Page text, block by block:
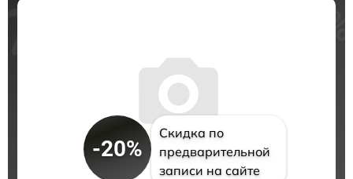
-20%
Скидка по
предварительной
записи на сайте